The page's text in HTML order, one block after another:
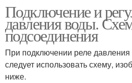
Подключение и
давления воды.
подсоединения
При подключении реле
следует использовать схему,
ниже.